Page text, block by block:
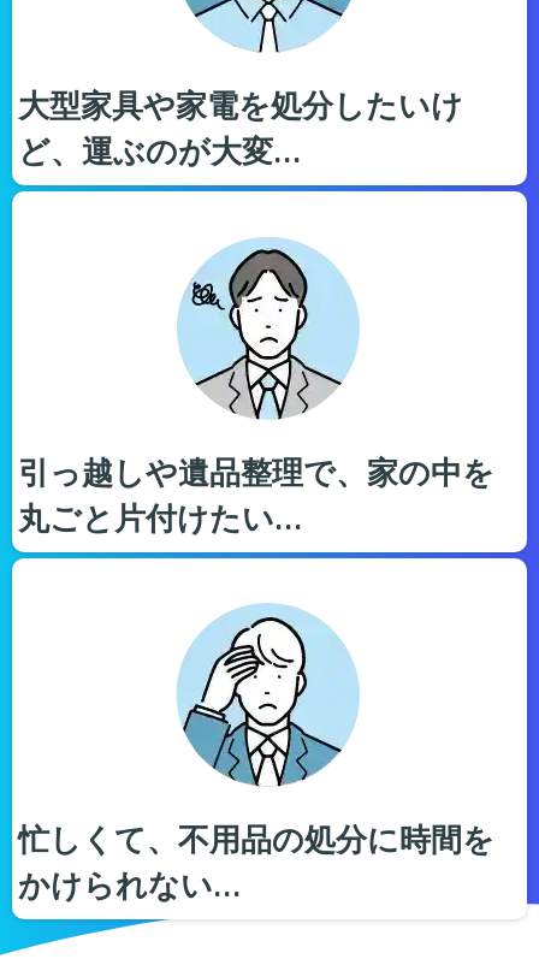
大型家具や家電を処分したいけ
ど、運ぶのが大変…
引っ越しや遺品整理で、家の中を
丸ごと片付けたい…
忙しくて、不用品の処分に時間を
かけられない…